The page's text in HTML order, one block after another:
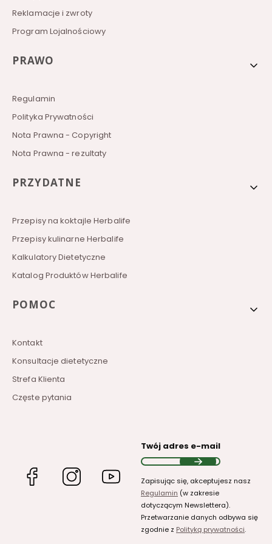
e
b
l
i
Reklamacje i zwroty
Program Lojalnościowy
PRAWO
Regulamin
Polityka Prywatności
Nota Prawna - Copyright
Nota Prawna - rezultaty
PRZYDATNE
Przepisy na koktajle Herbalife
Przepisy kulinarne Herbalife
Kalkulatory Dietetyczne
Katalog Produktów Herbalife
POMOC
Kontakt
Konsultacje dietetyczne
Strefa Klienta
Częste pytania
(Otwiera(Otwiera
się
(Otwiera
nowej
karcie)
Twój adres e-mail
Zapisując się, akceptujesz nasz
Regulamin (w zakresie
dotyczącym Newslettera).
Przetwarzanie danych odbywa się
zgodnie z Polityką prywatności.